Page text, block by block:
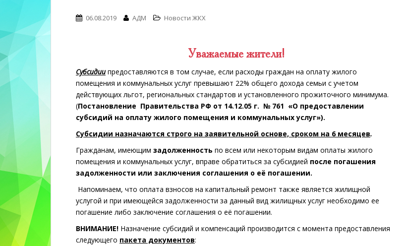
n
06.08.2019 АДМ Новости ЖКХ
Уважаемые жители!
Субсидии предоставляются в том случае, если расходы граждан на оплату жилого
помещения и коммунальных услуг превышают 22% общего дохода семьи с учетом
действующих льгот, региональных стандартов и установленного прожиточного минимума.
(Постановление Правительства РФ от 14.12.05 г. № 761 «О предоставлении
субсидий на оплату жилого помещения и коммунальных услуг»).
Субсидии назначаются строго на заявительной основе, сроком на 6 месяцев.
Гражданам, имеющим задолженность по всем или некоторым видам оплаты жилого
помещения и коммунальных услуг, вправе обратиться за субсидией после погашения
задолженности или заключения соглашения о её погашении.
Напоминаем, что оплата взносов на капитальный ремонт также является жилищной
услугой и при имеющейся задолженности за данный вид жилищных услуг необходимо ее
погашение либо заключение соглашения о её погашении.
ВНИМАНИЕ! Назначение субсидий и компенсаций производится с момента предоставления
следующего пакета документов: